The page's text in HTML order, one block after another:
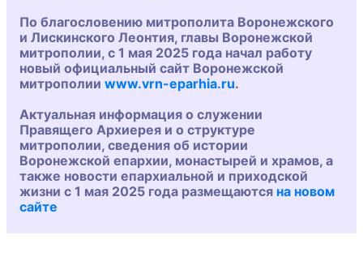
По благословению митрополита Воронежского
и Лискинского Леонтия, главы Воронежской
митрополии, с 1 мая 2025 года начал работу
новый официальный сайт Воронежской
митрополии www.vrn-eparhia.ru.
Актуальная информация о служении
Правящего Архиерея и о структуре
митрополии, сведения об истории
Воронежской епархии, монастырей и храмов, а
также новости епархиальной и приходской
жизни с 1 мая 2025 года размещаются на новом
сайте